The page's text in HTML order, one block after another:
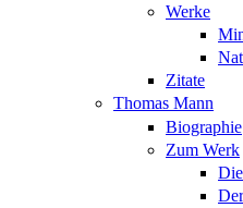
Werke
Zitate
Thomas Mann
Biographie
Zum Werk